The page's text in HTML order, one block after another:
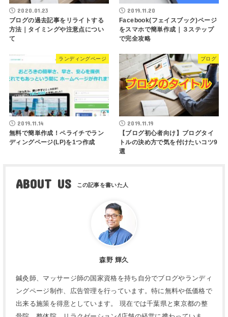
2020.01.23
ブログの過去記事をリライトする
方法｜タイミングや注意点につい
て
2019.11.20
Facebook(フェイスブック)ページ
をスマホで簡単作成｜３ステップ
で完全攻略
ランディングページ
2019.11.14
無料で簡単作成！ペライチでラン
ディングページ(LP)を1つ作成
ブログ
2019.11.19
【ブログ初心者向け】ブログタイ
トルの決め方で気を付けたいコツ9
選
ABOUT US
森野 輝久
鍼灸師、マッサージ師の国家資格を持ち自分でブログやランディ
ングページ制作、広告管理を行っています。特に無料や低価格で
出来る施策を得意としています。 現在では千葉県と東京都の整